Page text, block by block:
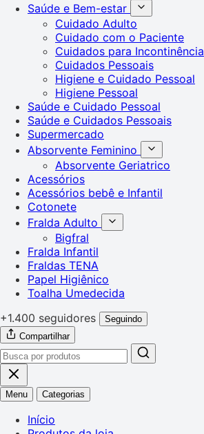
Saúde e Bem-estar
Cuidado Adulto
Cuidado com o Paciente
Cuidados para Incontinência
Cuidados Pessoais
Higiene e Cuidado Pessoal
Higiene Pessoal
Saúde e Cuidado Pessoal
Saúde e Cuidados Pessoais
Supermercado
Absorvente Feminino
Absorvente Geriatrico
Acessórios
Acessórios bebê e Infantil
Cotonete
Fralda Adulto
Bigfral
Fralda Infantil
Fraldas TENA
Papel Higiênico
Toalha Umedecida
+1.400 seguidores
Seguindo
Compartilhar
Menu Categorias
Início